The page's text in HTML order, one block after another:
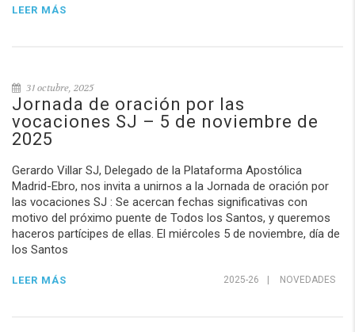
LEER MÁS
31 octubre, 2025
Jornada de oración por las
vocaciones SJ – 5 de noviembre de
2025
Gerardo Villar SJ, Delegado de la Plataforma Apostólica
Madrid-Ebro, nos invita a unirnos a la Jornada de oración por
las vocaciones SJ : Se acercan fechas significativas con
motivo del próximo puente de Todos los Santos, y queremos
haceros partícipes de ellas. El miércoles 5 de noviembre, día de
los Santos
2025-26 NOVEDADES
LEER MÁS